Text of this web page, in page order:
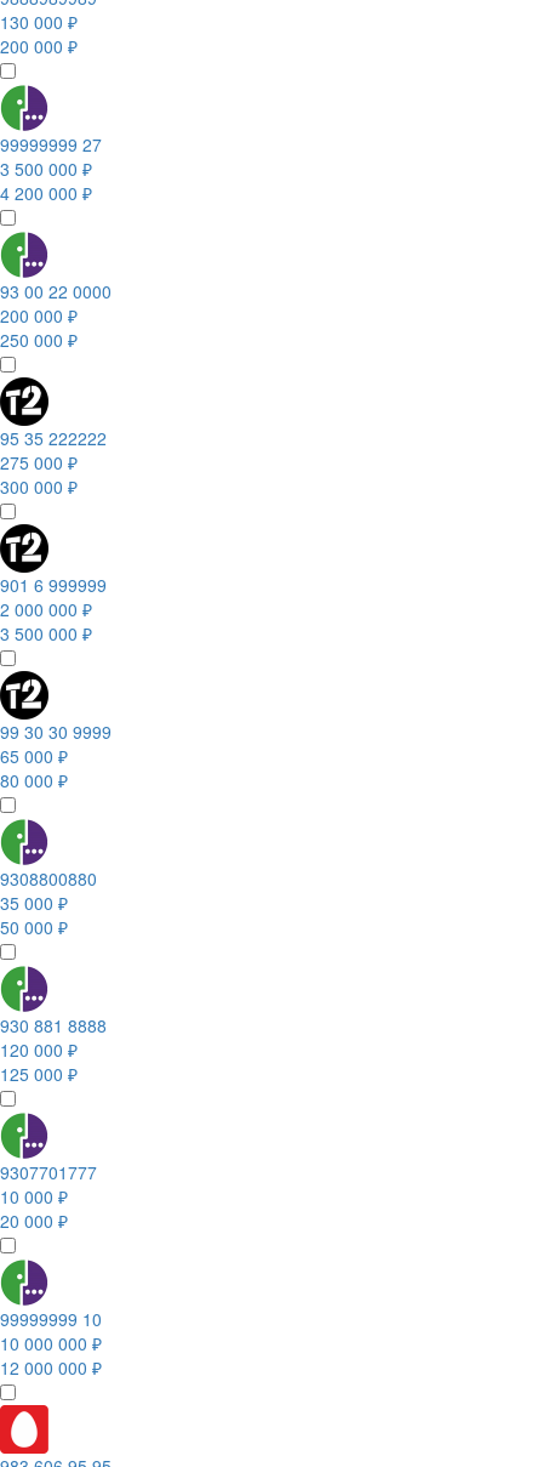
130 000 ₽
200 000 ₽
99999999 27
3 500 000 ₽
4 200 000 ₽
93 00 22 0000
200 000 ₽
250 000 ₽
95 35 222222
275 000 ₽
300 000 ₽
901 6 999999
2 000 000 ₽
3 500 000 ₽
99 30 30 9999
65 000 ₽
80 000 ₽
9308800880
35 000 ₽
50 000 ₽
930 881 8888
120 000 ₽
125 000 ₽
9307701777
10 000 ₽
20 000 ₽
99999999 10
10 000 000 ₽
12 000 000 ₽